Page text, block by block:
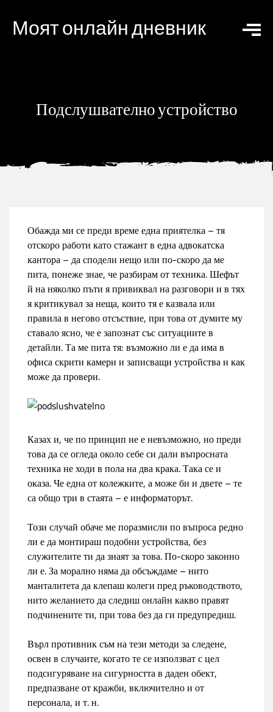
Моят онлайн дневник
Подслушвателно устройство
Обажда ми се преди време една приятелка – тя
отскоро работи като стажант в една адвокатска
кантора – да сподели нещо или по-скоро да ме
пита, понеже знае, че разбирам от техника. Шефът
й на няколко пъти я привиквал на разговори и в тях
я критикувал за неща, които тя е казвала или
правила в негово отсъствие, при това от думите му
ставало ясно, че е запознат със ситуациите в
детайли. Та ме пита тя: възможно ли е да има в
офиса скрити камери и записващи устройства и как
може да провери.
Казах и, че по принцип не е невъзможно, но преди
това да се огледа около себе си дали въпросната
техника не ходи в пола на два крака. Така се и
оказа. Че една от колежките, а може би и двете – те
са общо три в стаята – е информаторът.
Този случай обаче ме поразмисли по въпроса редно
ли е да монтираш подобни устройства, без
служителите ти да знаят за това. По-скоро законно
ли е. За морално няма да обсъждаме – нито
манталитета да клепаш колеги пред ръководството,
нито желанието да следиш онлайн какво правят
подчинените ти, при това без да ги предупредиш.
Върл противник съм на тези методи за следене,
освен в случаите, когато те се използват с цел
подсигуряване на сигурността в даден обект,
предпазване от кражби, включително и от
персонала, и т. н.